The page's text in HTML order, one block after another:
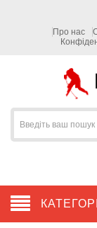
Про нас
КАТЕГОРІЇ